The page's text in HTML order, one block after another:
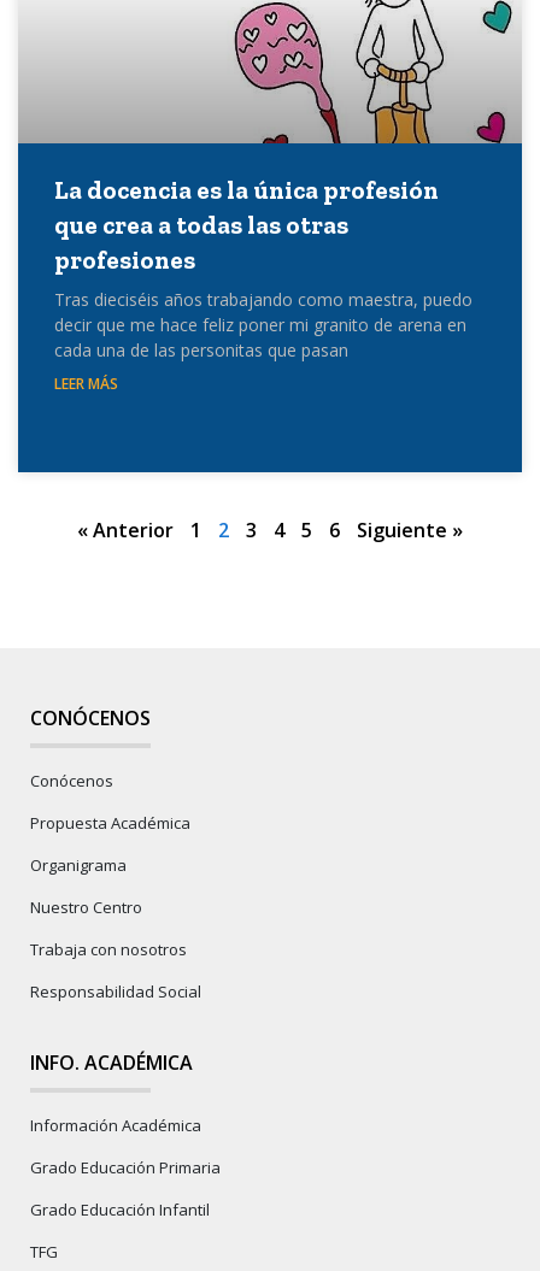
La docencia es la única profesión
que crea a todas las otras
profesiones
Tras dieciséis años trabajando como maestra, puedo
decir que me hace feliz poner mi granito de arena en
cada una de las personitas que pasan
LEER MÁS
« Anterior 1 2 3 4 5 6 Siguiente »
CONÓCENOS
Conócenos
Propuesta Académica
Organigrama
Nuestro Centro
Trabaja con nosotros
Responsabilidad Social
INFO. ACADÉMICA
Información Académica
Grado Educación Primaria
Grado Educación Infantil
TFG